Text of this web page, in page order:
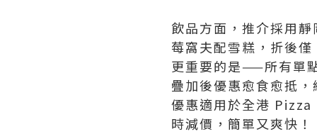
飲品方面，推介採用
莓窩夫配雪糕，折後
更重要的是——所有單
疊加後優惠愈食愈抵，
優惠適用於全港
時減價，簡單又爽快！